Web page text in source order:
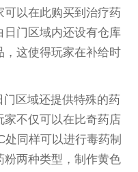
可以在此购买到治疗药
门区域内还设有仓库
这使得玩家在补给时
区域还提供特殊的药
不仅可以在比奇药店
同样可以进行毒药制
两种类型，制作黄色